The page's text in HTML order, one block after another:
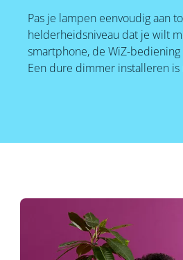
Pas je lampen eenvoudig aan
helderheidsniveau dat je wilt
smartphone, de WiZ-
Een dure dimmer installeren is